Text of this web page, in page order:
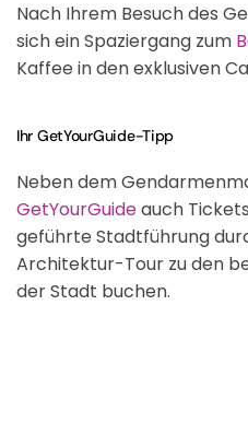
Nach Ihrem Besuch des
sich ein Spaziergang zum
Kaffee in den exklusiven
Ihr GetYourGuide-Tipp
Neben dem
GetYourGuideauch
geführte Stadtführung
Architektur-Tour zu den
der Stadt buchen.